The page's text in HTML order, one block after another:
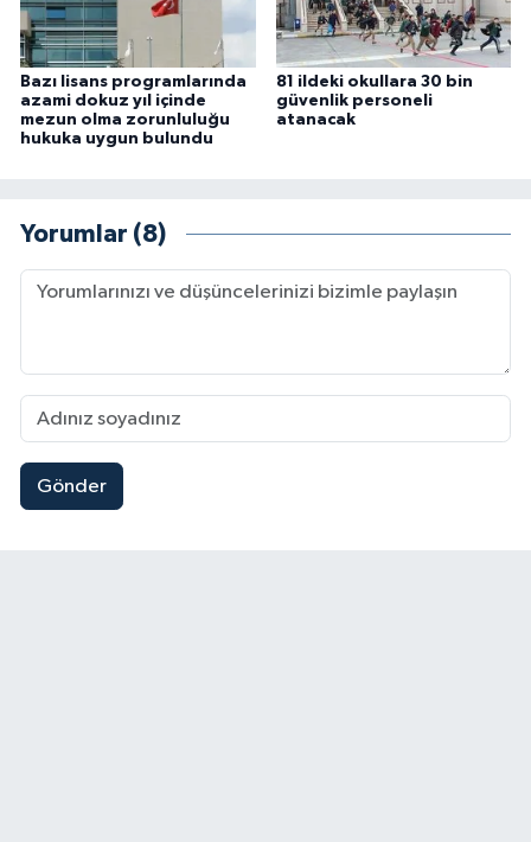
Bazı lisans programlarında
azami dokuz yıl içinde
mezun olma zorunluluğu
hukuka uygun bulundu
81 ildeki okullara 30 bin
güvenlik personeli
atanacak
Yorumlar (8)
Gönder